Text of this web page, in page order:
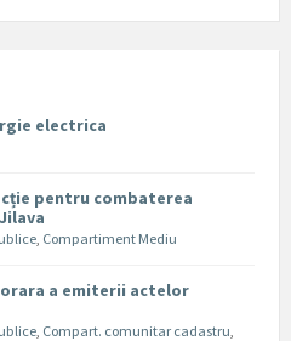
electrica
pentru combaterea
, Compartiment Mediu
a emiterii actelor
, Compart. comunitar cadastru,